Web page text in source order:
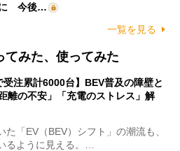
に 今後…
一覧を見る
てみた、使ってみた
受注累計6000台】BEV普及の障壁と
離の不安」「充電のストレス」解
「EV（BEV）シフト」の潮流も、
るように見える。…